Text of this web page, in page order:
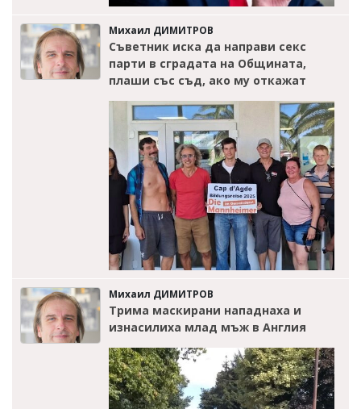
Михаил ДИМИТРОВ
Съветник иска да направи секс
парти в сградата на Общината,
плаши със съд, ако му откажат
Михаил ДИМИТРОВ
Трима маскирани нападнаха и
изнасилиха млад мъж в Англия